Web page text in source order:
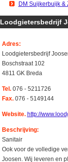
DM Suijkerbuijk &
Loodgietersbedrijf
Adres:
Loodgietersbedrijf
Boschstraat 102
4811 GK Breda
Tel.076 - 5211726
Fax.076 - 5149144
Website. http://
Beschrijving:
Sanitair
Ook voor de volledige
Joosen. Wij leveren en